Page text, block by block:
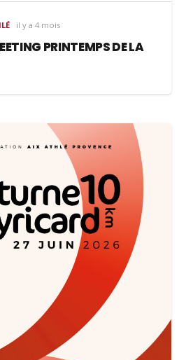
il y a 4 mois
PRINTEMPS DE LA